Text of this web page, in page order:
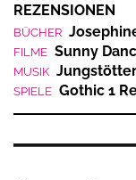
REZENSIONEN
BÜCHER
FILME Sunny
MUSIK Jungstötter
SPIELE Gothic 1